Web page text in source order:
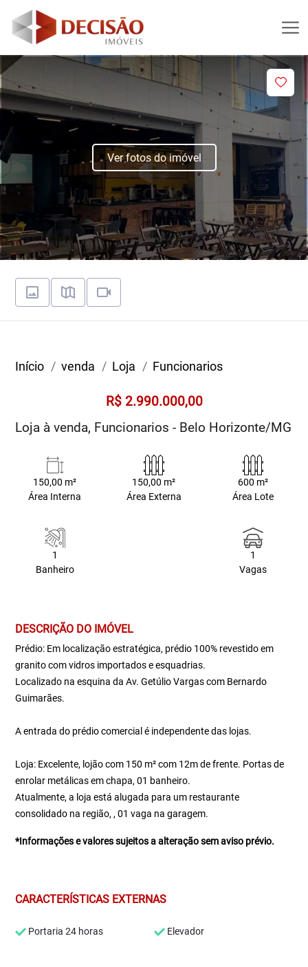
Ver fotos do imóvel
Início venda Loja Funcionarios
R$ 2.990.000,00
Loja à venda, Funcionarios - Belo Horizonte/MG
150,00 m²
Área Interna
150,00 m²
Área Externa
600 m²
Área Lote
1
Banheiro
1
Vagas
DESCRIÇÃO DO IMÓVEL
Prédio: Em localização estratégica, prédio 100% revestido em
granito com vidros importados e esquadrias.
Localizado na esquina da Av. Getúlio Vargas com Bernardo
Guimarães.
A entrada do prédio comercial é independente das lojas.
Loja: Excelente, lojão com 150 m² com 12m de frente. Portas de
enrolar metálicas em chapa, 01 banheiro.
Atualmente, a loja está alugada para um restaurante
consolidado na região, , 01 vaga na garagem.
*Informações e valores sujeitos a alteração sem aviso prévio.
CARACTERÍSTICAS EXTERNAS
Portaria 24 horas Elevador